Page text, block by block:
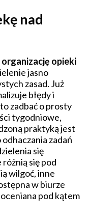
nad
organizację opieki
jasno
zasad. Już
błędy i
zadbać o prosty
tygodniowe,
praktyką jest
zadań
się
się pod
wilgoć, inne
w biurze
pod kątem